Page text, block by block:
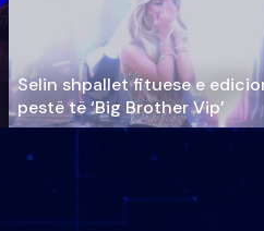
Selin shpallet fituese e
pestë të ‘Big Brother Vip’